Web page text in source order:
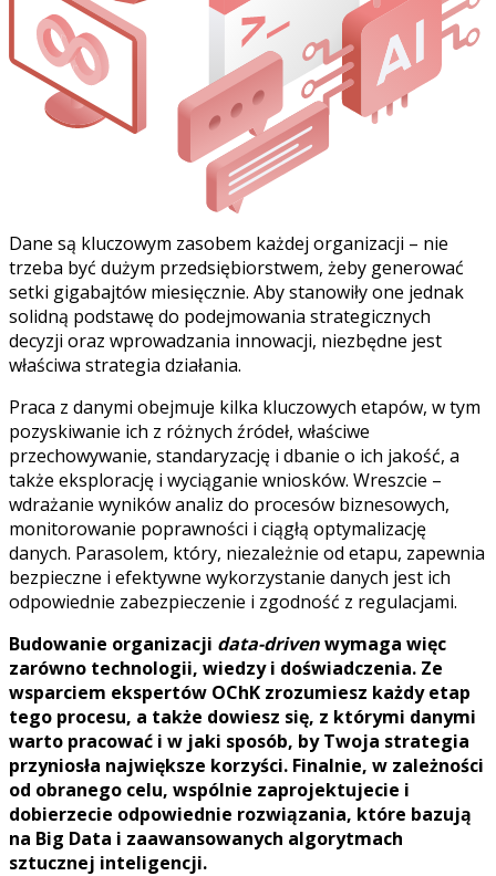
Dane są kluczowym zasobem każdej organizacji – nie
trzeba być dużym przedsiębiorstwem, żeby generować
setki gigabajtów miesięcznie. Aby stanowiły one jednak
solidną podstawę do podejmowania strategicznych
decyzji oraz wprowadzania innowacji, niezbędne jest
właściwa strategia działania.
Praca z danymi obejmuje kilka kluczowych etapów, w tym
pozyskiwanie ich z różnych źródeł, właściwe
przechowywanie, standaryzację i dbanie o ich jakość, a
także eksplorację i wyciąganie wniosków. Wreszcie –
wdrażanie wyników analiz do procesów biznesowych,
monitorowanie poprawności i ciągłą optymalizację
danych. Parasolem, który, niezależnie od etapu, zapewnia
bezpieczne i efektywne wykorzystanie danych jest ich
odpowiednie zabezpieczenie i zgodność z regulacjami.
Budowanie organizacji data-drivenwymaga więc
zarówno technologii, wiedzy i doświadczenia. Ze
wsparciem ekspertów OChK zrozumiesz każdy etap
tego procesu, a także dowiesz się, z którymi danymi
warto pracować i w jaki sposób, by Twoja strategia
przyniosła największe korzyści. Finalnie, w zależności
od obranego celu, wspólnie zaprojektujecie i
dobierzecie odpowiednie rozwiązania, które bazują
na Big Data i zaawansowanych algorytmach
sztucznej inteligencji.